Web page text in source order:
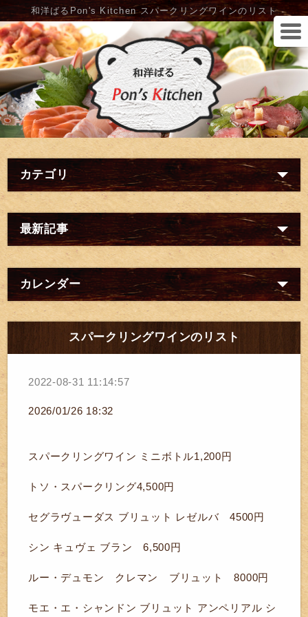
和洋ばるPon's Kitchen スパークリングワインのリスト
カテゴリ
最新記事
カレンダー
スパークリングワインのリスト
2022-08-31 11:14:57
2026/01/26 18:32
スパークリングワイン ミニボトル1,200円
トソ・スパークリング4,500円
セグラヴューダス ブリュット レゼルバ 4500円
シン キュヴェ ブラン 6,500円
ルー・デュモン クレマン ブリュット 8000円
モエ・エ・シャンドン ブリュット アンペリアル シ